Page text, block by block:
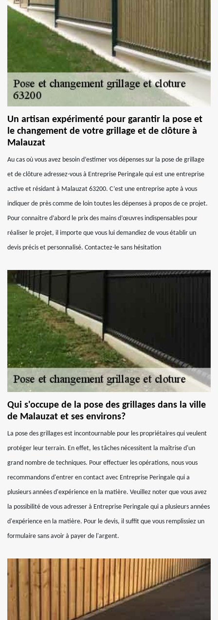
Un artisan expérimenté pour garantir la pose et
le changement de votre grillage et de clôture à
Malauzat
Au cas où vous avez besoin d’estimer vos dépenses sur la pose de grillage
et de clôture adressez-vous à Entreprise Peringale qui est une entreprise
active et résidant à Malauzat 63200. C’est une entreprise apte à vous
indiquer de près comme de loin toutes les dépenses à propos de ce projet.
Pour connaitre d’abord le prix des mains d’œuvres indispensables pour
réaliser le projet, il importe que vous lui demandiez de vous établir un
devis précis et personnalisé. Contactez-le sans hésitation
Qui s'occupe de la pose des grillages dans la ville
de Malauzat et ses environs?
La pose des grillages est incontournable pour les propriétaires qui veulent
protéger leur terrain. En effet, les tâches nécessitent la maîtrise d'un
grand nombre de techniques. Pour effectuer les opérations, nous vous
recommandons d'entrer en contact avec Entreprise Peringale qui a
plusieurs années d'expérience en la matière. Veuillez noter que vous avez
la possibilité de vous adresser à Entreprise Peringale qui a plusieurs années
d'expérience en la matière. Pour le devis, il suffit que vous remplissiez un
formulaire sans avoir à payer de l'argent.